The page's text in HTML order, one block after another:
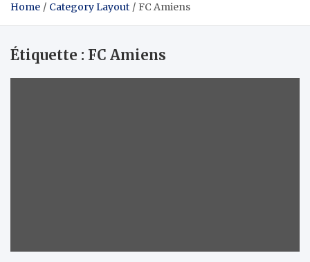
Home Category Layout FC Amiens
Étiquette : FC Amiens